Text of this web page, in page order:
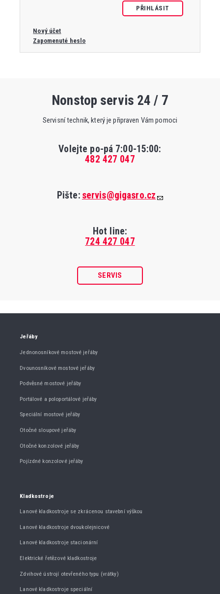
PŘIHLÁSIT
Nový účet
Zapomenuté heslo
Nonstop servis 24 / 7
Servisní technik, který je připraven Vám pomoci
Volejte po-pá 7:00-15:00:
482 427 047
Pište: servis@gigasro.cz
Hot line:
724 427 047
SERVIS
Jeřáby
Jednonosníkové mostové jeřáby
Dvounosníkové mostové jeřáby
Podvěsné mostové jeřáby
Portálové a poloportálové jeřáby
Speciální mostové jeřáby
Otočné sloupové jeřáby
Otočné konzolové jeřáby
Pojízdné konzolové jeřáby
Kladkostroje
Lanové kladkostroje se zkrácenou stavební výškou
Lanové kladkostroje dvoukolejnicové
Lanové kladkostroje stacionární
Elektrické řetězové kladkostroje
Zdvihové ústrojí otevřeného typu (vrátky)
Lanové kladkostroje speciální